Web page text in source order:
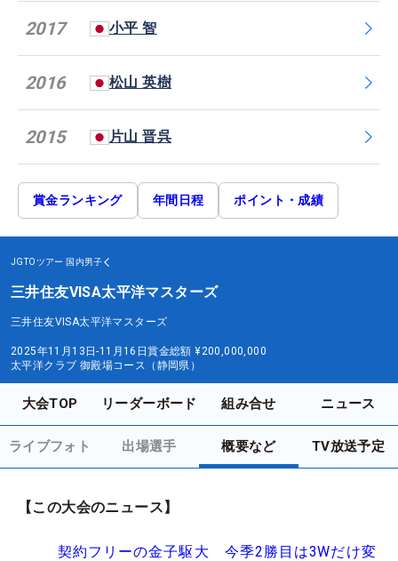
2017 小平 智
2016 松山 英樹
2015 片山 晋呉
賞金ランキング 年間日程 ポイント・成績
JGTOツアー 国内男子
三井住友VISA太平洋マスターズ
三井住友VISA太平洋マスターズ
2025年11月13日-11月16日賞金総額 ¥200,000,000
太平洋クラブ 御殿場コース（静岡県）
大会TOP リーダーボード 組み合せ ニュース
ライブフォト 出場選手 概要など TV放送予定
【この大会のニュース】
契約フリーの金子駆大 今季2勝目は3Wだけ変